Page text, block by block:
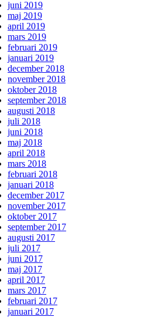
juni 2019
maj 2019
april 2019
mars 2019
februari 2019
januari 2019
december 2018
november 2018
oktober 2018
september 2018
augusti 2018
juli 2018
juni 2018
maj 2018
april 2018
mars 2018
februari 2018
januari 2018
december 2017
november 2017
oktober 2017
september 2017
augusti 2017
juli 2017
juni 2017
maj 2017
april 2017
mars 2017
februari 2017
januari 2017